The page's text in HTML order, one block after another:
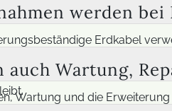
Wirtschaftlichkeit,
werden
Erdkabel
weil Feuchtigkeit und
Wartung,
Wartung und die